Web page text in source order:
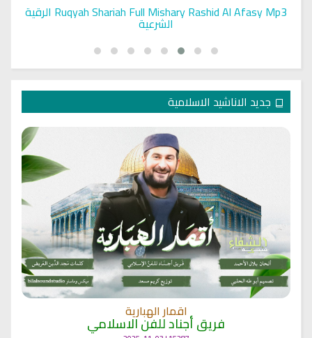
Ruqyah Shariah Full Mishary Rashid Al Afasy Mp3 الرقية
الشرعية
جديد الاناشيد الاسلامية
اقمار الهبارية
فريق أجناد للفن الاسلامي